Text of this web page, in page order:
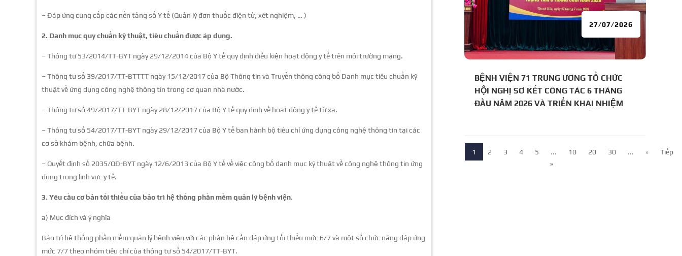
– Đáp ứng cung cấp các nền tảng số Y tế (Quản lý đơn thuốc điện tử, xét nghiệm, … )
2. Danh mục quy chuẩn kỹ thuật, tiêu chuẩn được áp dụng.
– Thông tư 53/2014/TT-BYT ngày 29/12/2014 của Bộ Y tế quy định điều kiện hoạt động y tế trên môi trường mạng.
– Thông tư số 39/2017/TT-BTTTT ngày 15/12/2017 của Bộ Thông tin và Truyền thông công bố Danh mục tiêu chuẩn kỹ
thuật về ứng dụng công nghệ thông tin trong cơ quan nhà nước.
– Thông tư số 49/2017/TT-BYT ngày 28/12/2017 của Bộ Y tế quy định về hoạt động y tế từ xa.
– Thông tư số 54/2017/TT-BYT ngày 29/12/2017 của Bộ Y tế ban hành bộ tiêu chí ứng dụng công nghệ thông tin tại các
cơ sở khám bệnh, chữa bệnh.
– Quyết định số 2035/QĐ-BYT ngày 12/6/2013 của Bộ Y tế về việc công bố danh mục kỹ thuật về công nghệ thông tin ứng
dụng trong lĩnh vực y tế.
3. Yêu cầu cơ bản tối thiểu của bảo trì hệ thống phần mềm quản lý bệnh viện.
a) Mục đích và ý nghĩa
Bảo trì hệ thống phần mềm quản lý bệnh viện với các phân hệ cần đáp ứng tối thiểu mức 6/7 và một số chức năng đáp ứng
mức 7/7 theo nhóm tiêu chí của thông tư số 54/2017/TT-BYT.
BỆNH VIỆN 71 TRUNG ƯƠNG TỔ CHỨC
HỘI NGHỊ SƠ KẾT CÔNG TÁC 6 THÁNG
ĐẦU NĂM 2026 VÀ TRIỂN KHAI NHIỆM
27/07/2026
1 2 3 4 5 ... 10 20 30 ... »
Tiếp
»